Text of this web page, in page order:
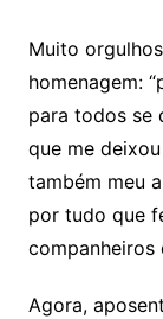
Muito
homenagem:
para todos se
que me
também meu
por tudo que
companheiros
Agora,